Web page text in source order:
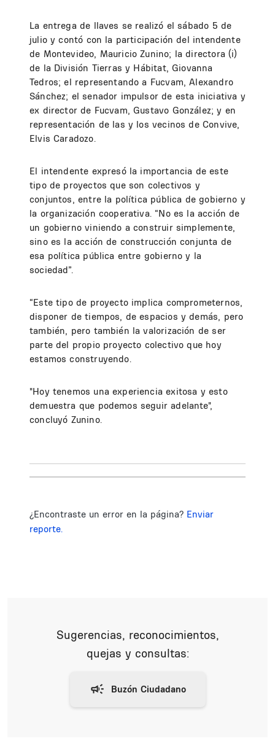
La entrega de llaves se realizó el sábado 5 de
julio y contó con la participación del intendente
de Montevideo, Mauricio Zunino; la directora (i)
de la División Tierras y Hábitat, Giovanna
Tedros; el representando a Fucvam, Alexandro
Sánchez; el senador impulsor de esta iniciativa y
ex director de Fucvam, Gustavo González; y en
representación de las y los vecinos de Convive,
Elvis Caradozo.
El intendente expresó la importancia de este
tipo de proyectos que son colectivos y
conjuntos, entre la política pública de gobierno y
la organización cooperativa. “No es la acción de
un gobierno viniendo a construir simplemente,
sino es la acción de construcción conjunta de
esa política pública entre gobierno y la
sociedad”.
“Este tipo de proyecto implica comprometernos,
disponer de tiempos, de espacios y demás, pero
también, pero también la valorización de ser
parte del propio proyecto colectivo que hoy
estamos construyendo.
"Hoy tenemos una experiencia exitosa y esto
demuestra que podemos seguir adelante",
concluyó Zunino.
¿Encontraste un error en la página? Enviar
reporte.
Sugerencias, reconocimientos,
quejas y consultas: